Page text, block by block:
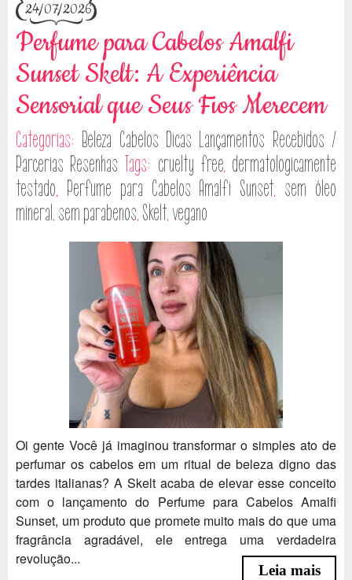
24/07/2026
Perfume para Cabelos Amalfi
Sunset Skelt: A Experiência
Sensorial que Seus Fios Merecem
Categorias: Beleza Cabelos Dicas Lançamentos Recebidos /
Parcerias Resenhas Tags: cruelty free, dermatologicamente
testado, Perfume para Cabelos Amalfi Sunset, sem óleo
mineral, sem parabenos, Skelt,vegano
Oi gente Você já imaginou transformar o simples ato de
perfumar os cabelos em um ritual de beleza digno das
tardes italianas? A Skelt acaba de elevar esse conceito
com o lançamento do Perfume para Cabelos Amalfi
Sunset, um produto que promete muito mais do que uma
fragrância agradável, ele entrega uma verdadeira
revolução...
Leia mais